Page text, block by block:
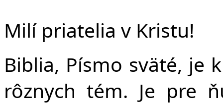
Milí priatelia v Kristu!
Biblia, Písmo sväté, je
rôznych tém. Je pre